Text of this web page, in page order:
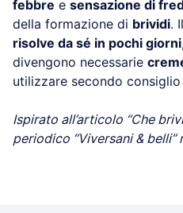
febbre e sensazione di
della formazione di brividi.
risolve da sé in pochi giorni
divengono necessarie
utilizzare secondo
Ispirato all’articolo “Che
periodico “Viversani &